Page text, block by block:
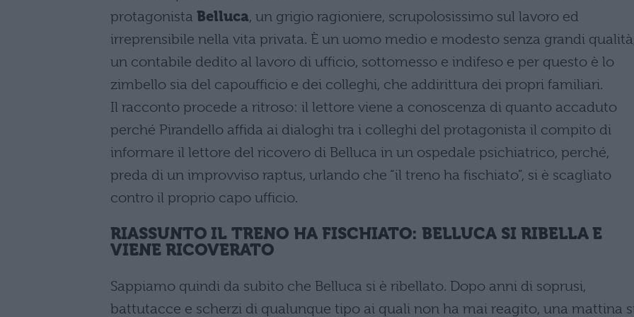
protagonista Belluca, un grigio ragioniere, scrupolosissimo sul lavoro ed
irreprensibile nella vita privata. È un uomo medio e modesto senza grandi
un contabile dedito al lavoro di ufficio, sottomesso e indifeso e per questo è lo
zimbello sia del capoufficio e dei colleghi, che addirittura dei propri familiari.
Il racconto procede a ritroso: il lettore viene a conoscenza di quanto accaduto
perché Pirandello affida ai dialoghi tra i colleghi del protagonista il compito di
informare il lettore del ricovero di Belluca in un ospedale psichiatrico, perché,
preda di un improvviso raptus, urlando che “il treno ha fischiato”, si è scagliato
contro il proprio capo ufficio.
RIASSUNTO IL TRENO HA FISCHIATO: BELLUCA SI RIBELLA E
VIENE RICOVERATO
Sappiamo quindi da subito che Belluca si è ribellato. Dopo anni di soprusi,
battutacce e scherzi di qualunque tipo ai quali non ha mai reagito, una mattina